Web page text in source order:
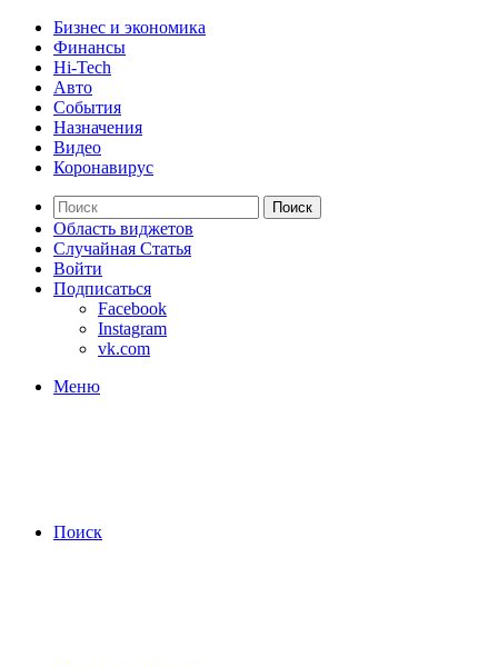
Бизнес и экономика
Финансы
Hi-Tech
Авто
События
Назначения
Видео
Коронавирус
Поиск
Область виджетов
Случайная Статья
Войти
Подписаться
Facebook
Instagram
vk.com
Меню
Поиск